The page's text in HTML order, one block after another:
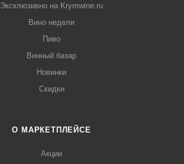
Эксклюзивно на Krymwine.ru
Вино недели
Пиво
Винный базар
Новинки
Скидки
О МАРКЕТПЛЕЙСЕ
Акции